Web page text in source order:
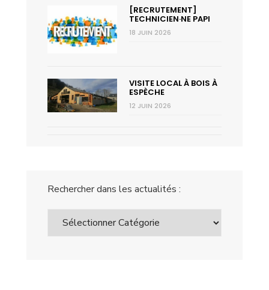
[RECRUTEMENT]
TECHNICIEN·NE PAPI
18 JUIN 2026
VISITE LOCAL À BOIS À
ESPÈCHE
12 JUIN 2026
Rechercher dans les actualités :